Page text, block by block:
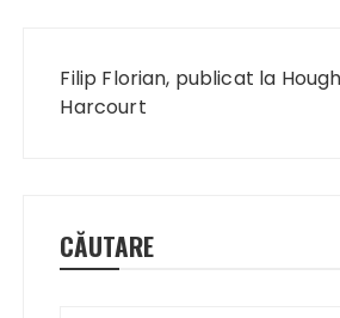
articole
Filip Florian, publicat la
Harcourt
CĂUTARE